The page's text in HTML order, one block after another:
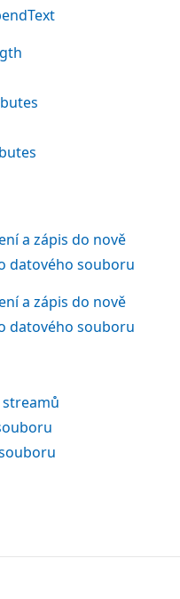
a zápis do nově
datového souboru
a zápis do nově
datového souboru